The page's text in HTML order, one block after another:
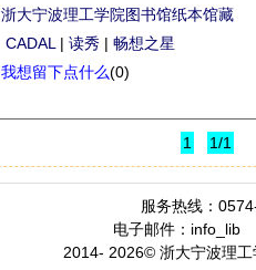
浙大宁波理工学院图书馆纸本馆藏
CADAL | 读秀 | 畅想之星
我想留下点什么(0)
1 1/1
服务热线：
电子邮件：info_lib
2014- 2026© 浙大宁波理工